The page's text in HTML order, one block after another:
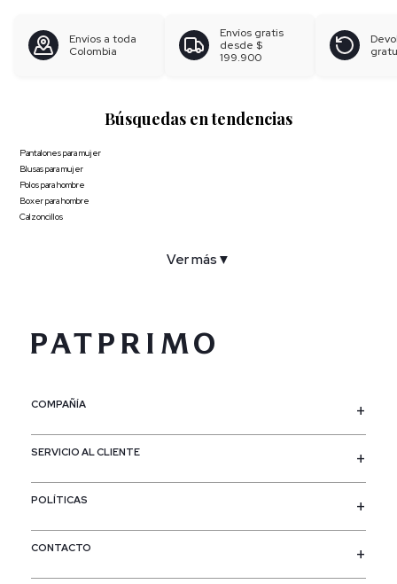
Envíos a toda
Colombia
Envíos gratis
desde $
199.900
Búsquedas en tendencias
Pantalones para mujer
Blusas para mujer
Polos para hombre
Boxer para hombre
Calzoncillos
Ver más ▼
COMPAÑÍA
SERVICIO AL CLIENTE
POLÍTICAS
CONTACTO